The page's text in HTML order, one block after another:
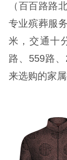
（百百路路
专业殡葬服
米，交通十
路、559路
来选购的家